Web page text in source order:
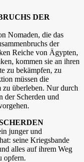
DER
Nomaden, die das
der
Reiche von Ägypten,
kommen sie an ihren
zu bekämpfen, zu
müssen die
zu überleben. Nur durch
der Scherden und
junger und
seine Kriegsbande
alles auf ihrem Weg
opfern.